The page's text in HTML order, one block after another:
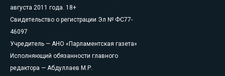
августа 2011 года. 18+
Свидетельство о регистрации Эл № ФС77-
46097
Учредитель — АНО «Парламентская газета»
Исполняющий обязанности главного
редактора — Абдуллаев М.Р.